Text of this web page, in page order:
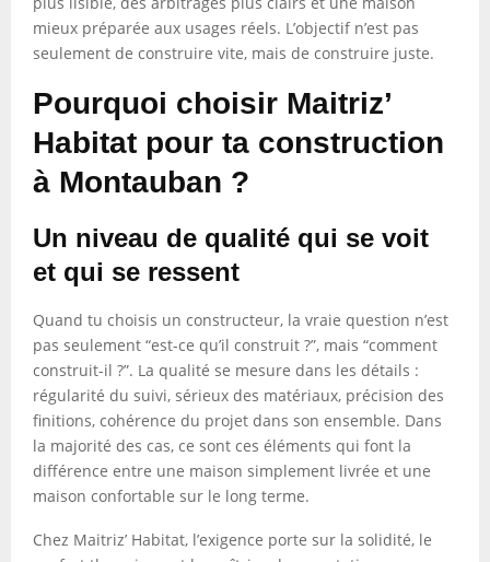
mieux préparée aux usages réels. L’objectif n’est pas
seulement de construire vite, mais de construire juste.
Pourquoi choisir Maitriz’
Habitat pour ta construction
à Montauban ?
Un niveau de qualité qui se voit
et qui se ressent
Quand tu choisis un constructeur, la vraie question n’est
pas seulement “est-ce qu’il construit ?”, mais “comment
construit-il ?”. La qualité se mesure dans les détails :
régularité du suivi, sérieux des matériaux, précision des
finitions, cohérence du projet dans son ensemble. Dans
la majorité des cas, ce sont ces éléments qui font la
différence entre une maison simplement livrée et une
maison confortable sur le long terme.
Chez Maitriz’ Habitat, l’exigence porte sur la solidité, le